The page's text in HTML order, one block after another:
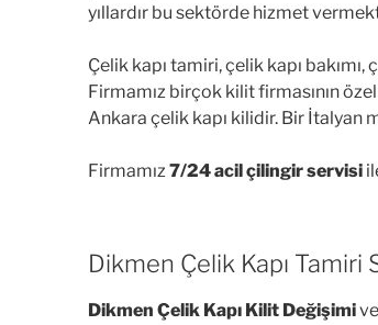
yıllardır bu sektörde hizmet
Çelik kapı tamiri, çelik kapı
Firmamız birçok kilit firmasının
Ankara çelik kapı kilidir. Bir İtalyan
Firmamız7/24 acil çilingir servisi
Dikmen Çelik Kapı
Dikmen Çelik Kapı Kilit Değişimive